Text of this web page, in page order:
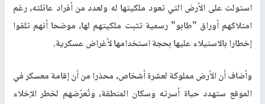
استولت على الأرض التي تعود ملكيتها له ولعدد من أفراد عائلته، رغم
امتلاكهم أوراق "طابو" رسمية تثبت ملكيتهم لها، موضحا أنهم تلقوا
إخطارا بالاستيلاء عليها بحجة استخدامها لأغراض عسكرية.
وأضاف أن الأرض مملوكة لعشرة أشخاص، محذرا من أن إقامة معسكر في
الموقع ستهدد حياة أسرته وسكان المنطقة، وتُعرّضهم لخطر الإخلاء